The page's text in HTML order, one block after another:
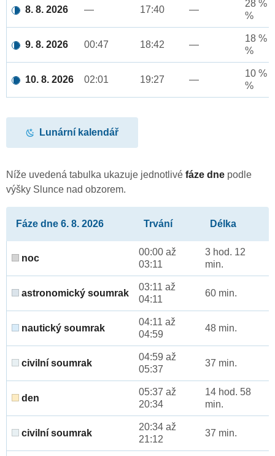
8. 8. 2026 — 17:40 —
28 %
%
9. 8. 2026 00:47 18:42 —
18 %
%
10. 8. 2026 02:01 19:27 —
10 %
%
Lunární kalendář
Níže uvedená tabulka ukazuje jednotlivé fáze dne podle
výšky Slunce nad obzorem.
Fáze dne 6. 8. 2026 Trvání Délka
noc
00:00 až
03:11
3 hod. 12
min.
astronomický soumrak
03:11 až
04:11
60 min.
nautický soumrak
04:11 až
04:59
48 min.
civilní soumrak
04:59 až
05:37
37 min.
den
05:37 až
20:34
14 hod. 58
min.
civilní soumrak
20:34 až
21:12
37 min.